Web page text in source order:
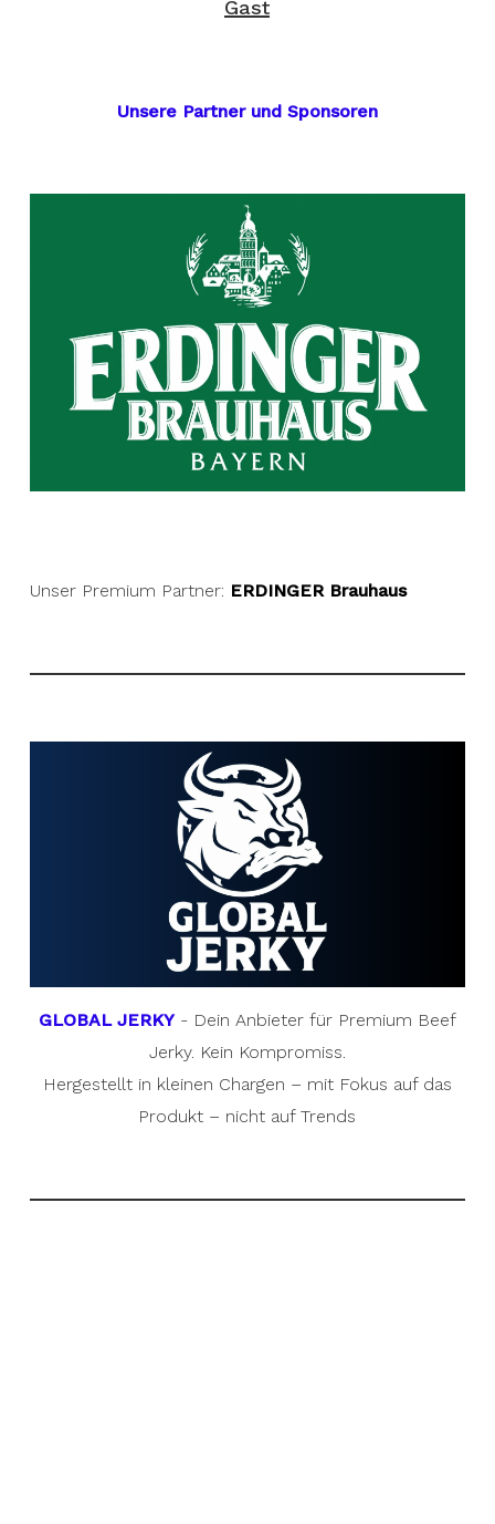
Gast
Unsere Partner und Sponsoren
Unser Premium Partner: ERDINGER Brauhaus
GLOBAL JERKY- Dein Anbieter für Premium Beef
Jerky. Kein Kompromiss.
Hergestellt in kleinen Chargen – mit Fokus auf das
Produkt – nicht auf Trends